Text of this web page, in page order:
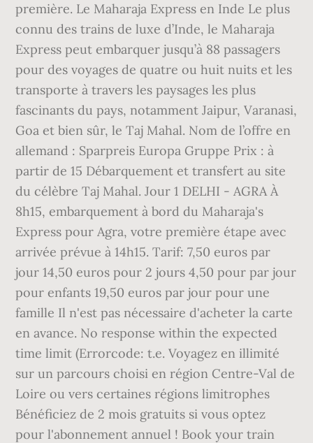
première. Le Maharaja Express en Inde Le plus
connu des trains de luxe d’Inde, le Maharaja
Express peut embarquer jusqu’à 88 passagers
pour des voyages de quatre ou huit nuits et les
transporte à travers les paysages les plus
fascinants du pays, notamment Jaipur, Varanasi,
Goa et bien sûr, le Taj Mahal. Nom de l’offre en
allemand : Sparpreis Europa Gruppe Prix : à
partir de 15 Débarquement et transfert au site
du célèbre Taj Mahal. Jour 1 DELHI - AGRA À
8h15, embarquement à bord du Maharaja's
Express pour Agra, votre première étape avec
arrivée prévue à 14h15. Tarif: 7,50 euros par
jour 14,50 euros pour 2 jours 4,50 pour par jour
pour enfants 19,50 euros par jour pour une
famille Il n'est pas nécessaire d'acheter la carte
en avance. No response within the expected
time limit (Errorcode: t.e. Voyagez en illimité
sur un parcours choisi en région Centre-Val de
Loire ou vers certaines régions limitrophes
Bénéficiez de 2 mois gratuits si vous optez
pour l'abonnement annuel ! Book your train